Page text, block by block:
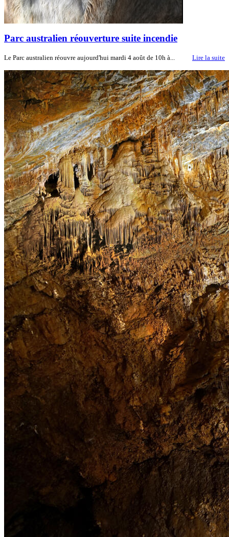
Parc australien réouverture suite incendie
Le Parc australien réouvre aujourd'hui mardi 4 août de 10h à... Lire la suite